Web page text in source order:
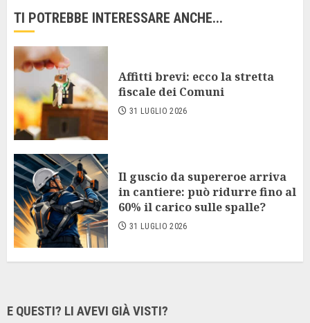
TI POTREBBE INTERESSARE ANCHE...
Affitti brevi: ecco la stretta
fiscale dei Comuni
31 LUGLIO 2026
Il guscio da supereroe arriva
in cantiere: può ridurre fino al
60% il carico sulle spalle?
31 LUGLIO 2026
E QUESTI? LI AVEVI GIÀ VISTI?